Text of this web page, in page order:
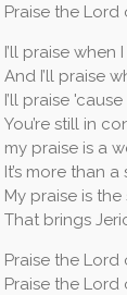
Praise the Lord
I’ll praise when
And I’ll praise
I’ll praise
You’re still in
my praise is a
It’s more than a
My praise is
That brings
Praise the Lord
Praise the Lord